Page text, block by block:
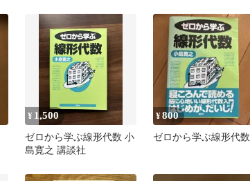
¥ 1,500
ゼロから学ぶ線形代数 小
島寛之 講談社
¥800
ゼロから学ぶ線形代数